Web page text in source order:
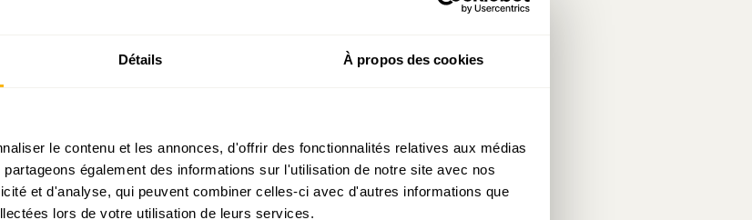
Détails À propos des cookies
le contenu et les annonces, d'offrir des fonctionnalités relatives aux médias
également des informations sur l'utilisation de notre site avec nos
et d'analyse, qui peuvent combiner celles-ci avec d'autres informations que
lors de votre utilisation de leurs services.
un indéfectible soutien
» monétaire n’a pas su relancer l’inflation. Mais savoir que la
pause dans sa normalisation de politique monétaire compte
émergents et que la BCE est disposée à aller encore plus
garantir un euro bon marché et faciliter le financement des